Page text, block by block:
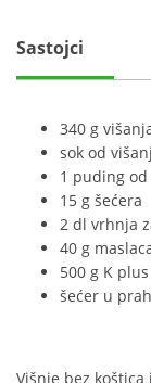
Sastojci
340 g
sok od
1 puding
15 g šećera
2 dl vrhnja
40 g
500 g K
šećer u
Višnje bez